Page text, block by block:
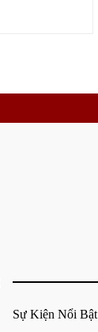
Sự Kiện Nổi Bật